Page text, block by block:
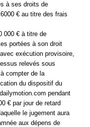
à ses droits de
€ au titre des frais
000 € à titre de
portées à son droit
exécution provisoire,
relevés sous
compter de la
du dispositif du
pendant
€ par jour de retard
le jugement aura
aux dépens de